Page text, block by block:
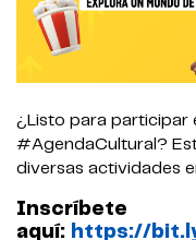
¿Listo para participar
#AgendaCultural?
diversas actividades
Inscríbete
aquí: https://